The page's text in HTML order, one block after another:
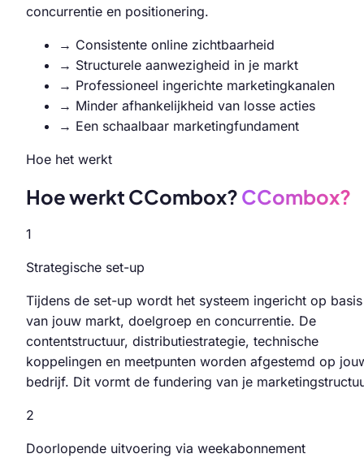
concurrentie en positionering.
→ Consistente online zichtbaarheid
→ Structurele aanwezigheid in je markt
→ Professioneel ingerichte marketingkanalen
→ Minder afhankelijkheid van losse acties
→ Een schaalbaar marketingfundament
Hoe het werkt
Hoe werkt CCombox? CCombox?
1
Strategische set-up
Tijdens de set-up wordt het systeem ingericht op basis
van jouw markt, doelgroep en concurrentie. De
contentstructuur, distributiestrategie, technische
koppelingen en meetpunten worden afgestemd op
bedrijf. Dit vormt de fundering van je
2
Doorlopende uitvoering via weekabonnement